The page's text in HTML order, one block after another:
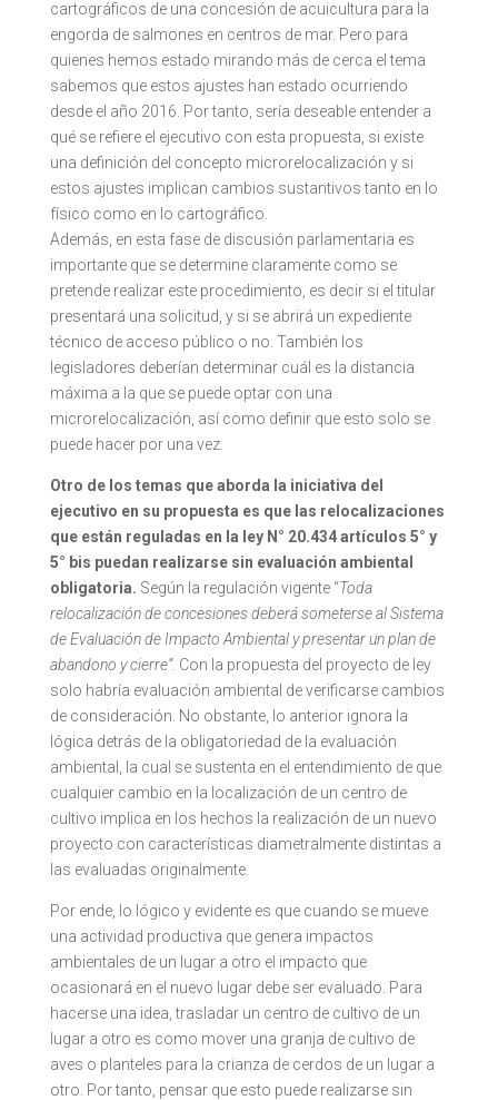
cartográficos de una concesión de acuicultura para la
engorda de salmones en centros de mar. Pero para
quienes hemos estado mirando más de cerca el tema
sabemos que estos ajustes han estado ocurriendo
desde el año 2016. Por tanto, sería deseable entender a
qué se refiere el ejecutivo con esta propuesta, si existe
una definición del concepto microrelocalización y si
estos ajustes implican cambios sustantivos tanto en lo
físico como en lo cartográfico.
Además, en esta fase de discusión parlamentaria es
importante que se determine claramente como se
pretende realizar este procedimiento, es decir si el titular
presentará una solicitud, y si se abrirá un expediente
técnico de acceso público o no. También los
legisladores deberían determinar cuál es la distancia
máxima a la que se puede optar con una
microrelocalización, así como definir que esto solo se
puede hacer por una vez.
Otro de los temas que aborda la iniciativa del
ejecutivo en su propuesta es que las relocalizaciones
que están reguladas en la ley N° 20.434 artículos 5° y
5° bis puedan realizarse sin evaluación ambiental
obligatoria. Según la regulación vigente “Toda
relocalización de concesiones deberá someterse al Sistema
de Evaluación de Impacto Ambiental y presentar un plan de
abandono y cierre”. Con la propuesta del proyecto de ley
solo habría evaluación ambiental de verificarse cambios
de consideración. No obstante, lo anterior ignora la
lógica detrás de la obligatoriedad de la evaluación
ambiental, la cual se sustenta en el entendimiento de que
cualquier cambio en la localización de un centro de
cultivo implica en los hechos la realización de un nuevo
proyecto con características diametralmente distintas a
las evaluadas originalmente.
Por ende, lo lógico y evidente es que cuando se mueve
una actividad productiva que genera impactos
ambientales de un lugar a otro el impacto que
ocasionará en el nuevo lugar debe ser evaluado. Para
hacerse una idea, trasladar un centro de cultivo de un
lugar a otro es como mover una granja de cultivo de
aves o planteles para la crianza de cerdos de un lugar a
otro. Por tanto, pensar que esto puede realizarse sin